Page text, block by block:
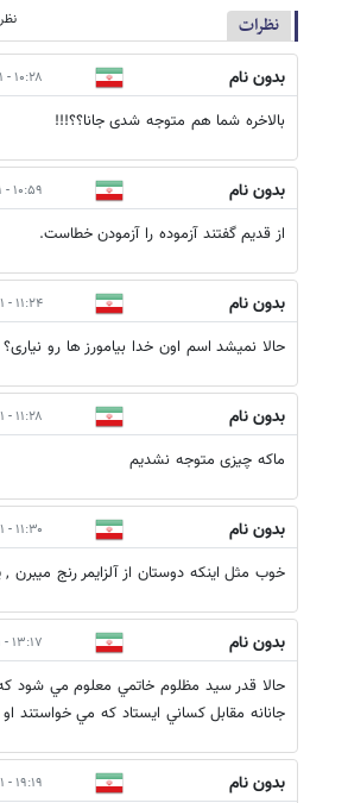
نظرات
بدون نام ۱۰:۲۸ - ۱۳۹۰/۰۳/۳۱
بالاخره شما هم متوجه شدی جانا؟؟!!!
بدون نام ۱۰:۵۹ - ۱۳۹۰/۰۳/۳۱
از قدیم گفتند آزموده را آزمودن خطاست.
بدون نام ۱۱:۲۴ - ۱۳۹۰/۰۳/۳۱
حالا نمیشد اسم اون خدا بیامورز ها رو
بدون نام ۱۱:۲۸ - ۱۳۹۰/۰۳/۳۱
ماکه چیزی متوجه نشدیم
بدون نام ۱۱:۳۰ - ۱۳۹۰/۰۳/۳۱
خوب مثل اینکه دوستان از آلزایمر رنج
بدون نام ۱۳:۱۷ - ۱۳۹۰/۰۳/۳۱
حالا قدر سيد مظلوم خاتمي معلوم مي شود
جانانه مقابل كساني ايستاد كه مي خواستند
بدون نام ۱۹:۱۹ - ۱۳۹۰/۰۳/۳۱